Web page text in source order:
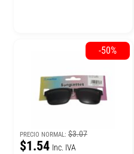
PRECIO NORMAL:$3.07
$1.54 Inc. IVA
-50%